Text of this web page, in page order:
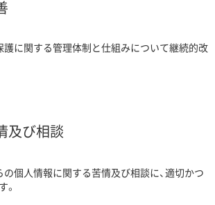
護に関する管理体制と仕組みについて継続的改
及び相談
の個人情報に関する苦情及び相談に、適切かつ
。